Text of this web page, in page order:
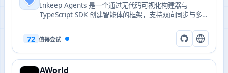
Inkeep Agents 是一个通过无代码可视化构建器与
TypeScript SDK 创建智能体的框架，支持双向同步与多代
理工作流。
72 值得尝试
AWorld